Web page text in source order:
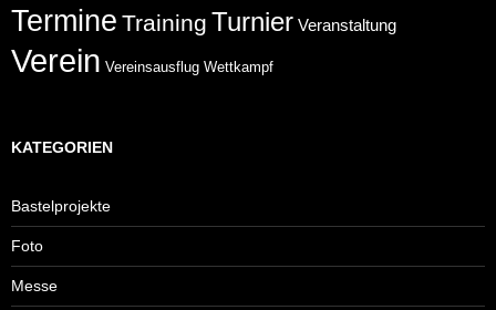
Termine Training Turnier Veranstaltung
Verein Vereinsausflug Wettkampf
KATEGORIEN
Bastelprojekte
Foto
Messe